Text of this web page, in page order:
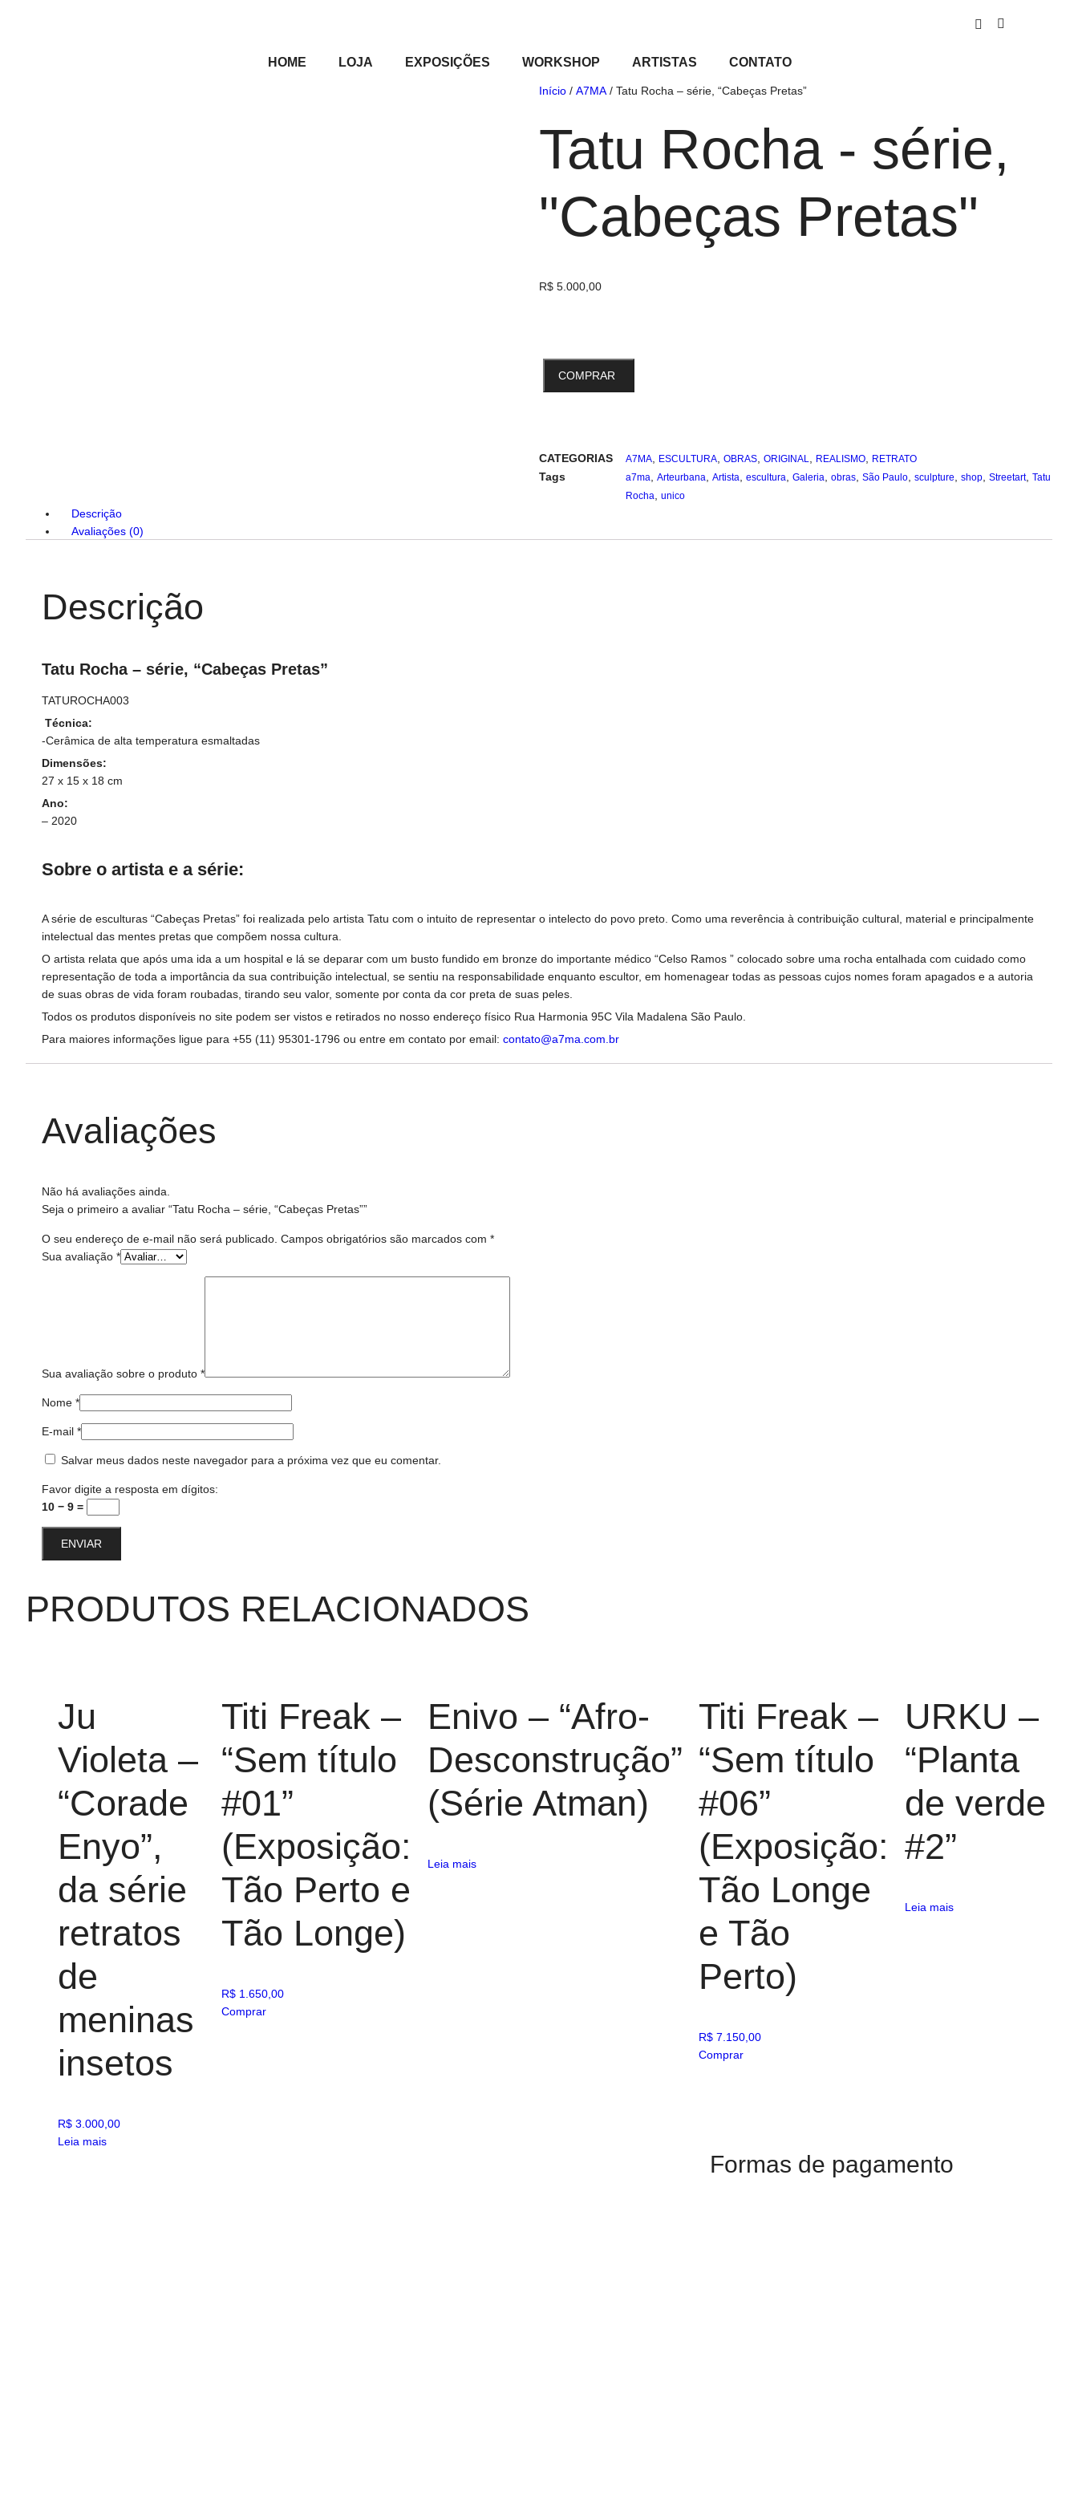
HOME LOJA EXPOSIÇÕES WORKSHOP ARTISTAS CONTATO
Início / A7MA / Tatu Rocha – série, “Cabeças Pretas”
Tatu Rocha - série,
"Cabeças Pretas"
R$ 5.000,00
COMPRAR
CATEGORIAS A7MA ESCULTURA OBRAS ORIGINAL REALISMO RETRATO
Tags a7ma Arteurbana Artista escultura Galeria obras São Paulo sculpture shop Streetart, Tatu
Rocha unico
Descrição
Avaliações (0)
Descrição
Tatu Rocha – série, “Cabeças Pretas”
TATUROCHA003
Técnica:
-Cerâmica de alta temperatura esmaltadas
Dimensões:
27 x 15 x 18 cm
Ano:
– 2020
Sobre o artista e a série:
A série de esculturas “Cabeças Pretas” foi realizada pelo artista Tatu com o intuito de representar o intelecto do povo preto. Como uma reverência à contribuição cultural, material e principalmente
intelectual das mentes pretas que compõem nossa cultura.
O artista relata que após uma ida a um hospital e lá se deparar com um busto fundido em bronze do importante médico “Celso Ramos ” colocado sobre uma rocha entalhada com cuidado como
representação de toda a importância da sua contribuição intelectual, se sentiu na responsabilidade enquanto escultor, em homenagear todas as pessoas cujos nomes foram apagados e a autoria
de suas obras de vida foram roubadas, tirando seu valor, somente por conta da cor preta de suas peles.
Todos os produtos disponíveis no site podem ser vistos e retirados no nosso endereço físico Rua Harmonia 95C Vila Madalena São Paulo.
Para maiores informações ligue para +55 (11) 95301-1796 ou entre em contato por email: contato@a7ma.com.br
Avaliações
Não há avaliações ainda.
Seja o primeiro a avaliar “Tatu Rocha – série, “Cabeças Pretas””
O seu endereço de e-mail não será publicado. Campos obrigatórios são marcados com *
Sua avaliação *
Sua avaliação sobre o produto *
Nome *
E-mail *
Salvar meus dados neste navegador para a próxima vez que eu comentar.
Favor digite a resposta em dígitos:
10 − 9 =
PRODUTOS RELACIONADOS
Ju
Violeta –
“Corade
Enyo”,
da série
retratos
de
meninas
insetos
R$ 3.000,00
Leia mais
Titi Freak –
“Sem título
#01”
(Exposição:
Tão Perto e
Tão Longe)
R$ 1.650,00
Comprar
Enivo – “Afro-
Desconstrução”
(Série Atman)
Leia mais
Titi Freak –
“Sem título
#06”
(Exposição:
Tão Longe
e Tão
Perto)
R$ 7.150,00
Comprar
URKU –
“Planta
de verde
#2”
Leia mais
Formas de pagamento